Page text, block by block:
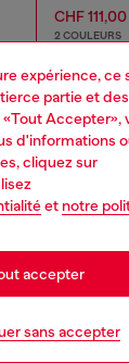
expérience, ce
partie et
Accepter»,
d'informations
cliquez sur
et notre
sans accepter
accepter
CHF 111,00
2 COULEURS
60 des 186 produits
Plus
aux
website,